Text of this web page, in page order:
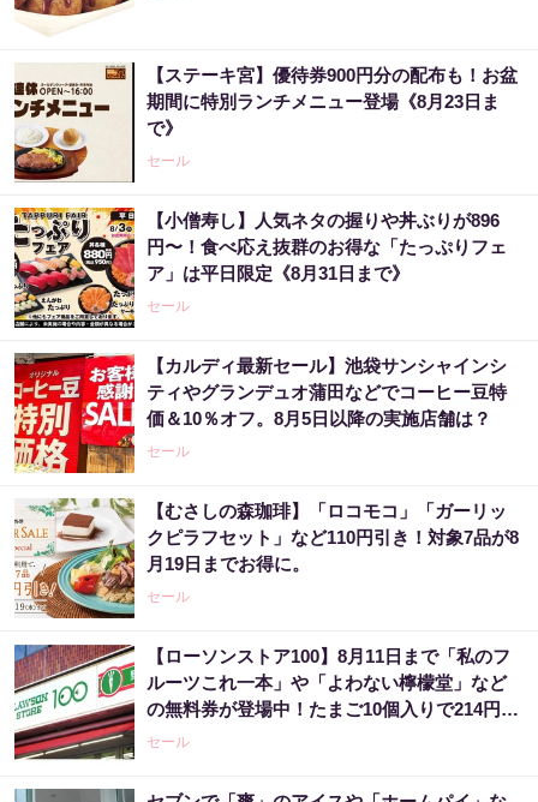
【ステーキ宮】優待券900円分の配布も！お盆
期間に特別ランチメニュー登場《8月23日ま
で》
セール
【小僧寿し】人気ネタの握りや丼ぶりが896
円〜！食べ応え抜群のお得な「たっぷりフェ
ア」は平日限定《8月31日まで》
セール
【カルディ最新セール】池袋サンシャインシ
ティやグランデュオ蒲田などでコーヒー豆特
価＆10％オフ。8月5日以降の実施店舗は？
セール
【むさしの森珈琲】「ロコモコ」「ガーリッ
クピラフセット」など110円引き！対象7品が8
月19日までお得に。
セール
【ローソンストア100】8月11日まで「私のフ
ルーツこれ一本」や「よわない檸檬堂」など
の無料券が登場中！たまご10個入りで214円な
どのお得企画も見逃せない。
セール